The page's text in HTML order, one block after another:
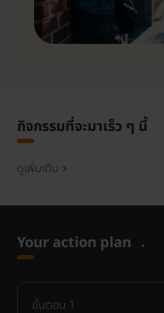
กิจกรรมที่จะมาเร็ว ๆ นี้
ดูเพิ่มเติม
Your action plan
ขั้นตอน 1